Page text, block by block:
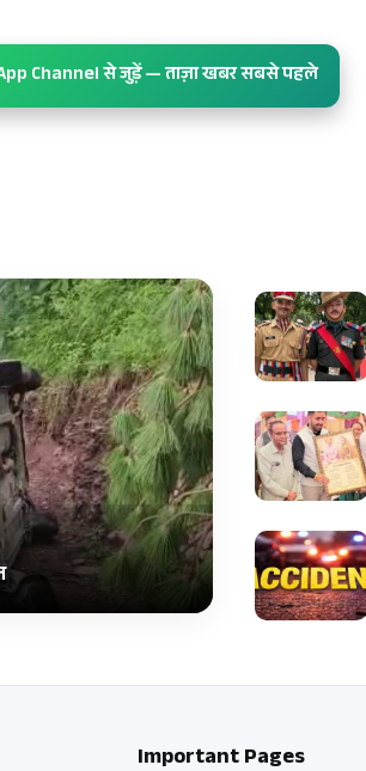
Channel से जुड़ें — ताज़ा खबर सबसे पहले
Important Pages